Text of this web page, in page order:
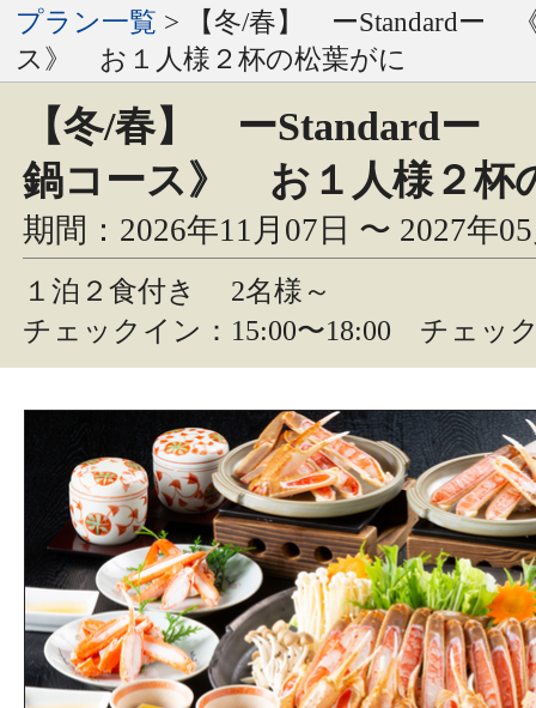
プラン一覧 > 【冬/春】 ーStandardー
ス》 お１人様２杯の松葉がに
【冬/春】 ーStandardー
鍋コース》 お１人様２杯
期間：2026年11月07日 〜 2027年
１泊２食付き
2名様～
チェックイン：15:00〜18:00 チェッ